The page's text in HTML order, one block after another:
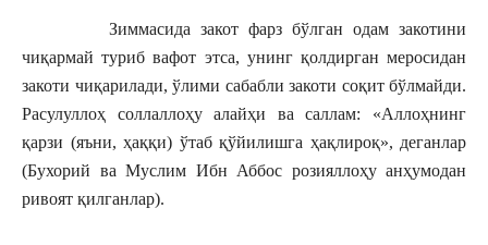
Зиммасида закот фарз бўлган одам закотини
чиқармай туриб вафот этса, унинг қолдирган меросидан
закоти чиқарилади, ўлими сабабли закоти соқит бўлмайди.
Расулуллоҳ соллаллоҳу алайҳи ва саллам: «Аллоҳнинг
қарзи (яъни, ҳаққи) ўтаб қўйилишга ҳақлироқ», деганлар
(Бухорий ва Муслим Ибн Аббос розияллоҳу анҳумодан
ривоят қилганлар).